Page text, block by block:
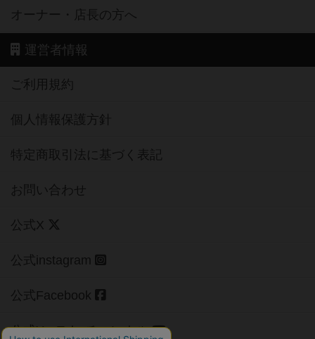
オーナー・店長の方へ
運営者情報
ご利用規約
個人情報保護方針
特定商取引法に基づく表記
お問い合わせ
公式X
公式instagram
公式Facebook
公式YouTubeチャンネル